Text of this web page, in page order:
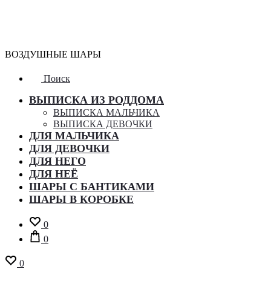
ВОЗДУШНЫЕ ШАРЫ
Поиск
ВЫПИСКА ИЗ РОДДОМА
ВЫПИСКА МАЛЬЧИКА
ВЫПИСКА ДЕВОЧКИ
ДЛЯ МАЛЬЧИКА
ДЛЯ ДЕВОЧКИ
ДЛЯ НЕГО
ДЛЯ НЕЁ
ШАРЫ С БАНТИКАМИ
ШАРЫ В КОРОБКЕ
0
0
0